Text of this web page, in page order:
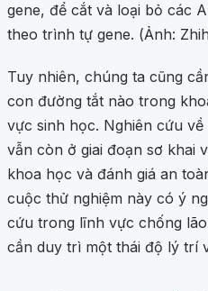
gene, để cắt và loại bỏ các
theo trình tự gene. (Ảnh:
Tuy nhiên, chúng ta cũng
con đường tắt nào trong
vực sinh học. Nghiên cứu
vẫn còn ở giai đoạn sơ khai
khoa học và đánh giá an
cuộc thử nghiệm này có ý
cứu trong lĩnh vực chống
cần duy trì một thái độ lý trí